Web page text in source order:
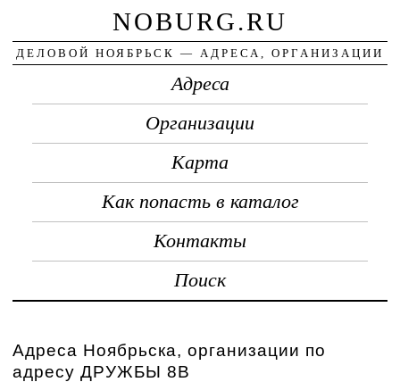
NOBURG.RU
ДЕЛОВОЙ НОЯБРЬСК — АДРЕСА, ОРГАНИЗАЦИИ
Адреса
Организации
Карта
Как попасть в каталог
Контакты
Поиск
Адреса Ноябрьска, организации по
адресу ДРУЖБЫ 8В